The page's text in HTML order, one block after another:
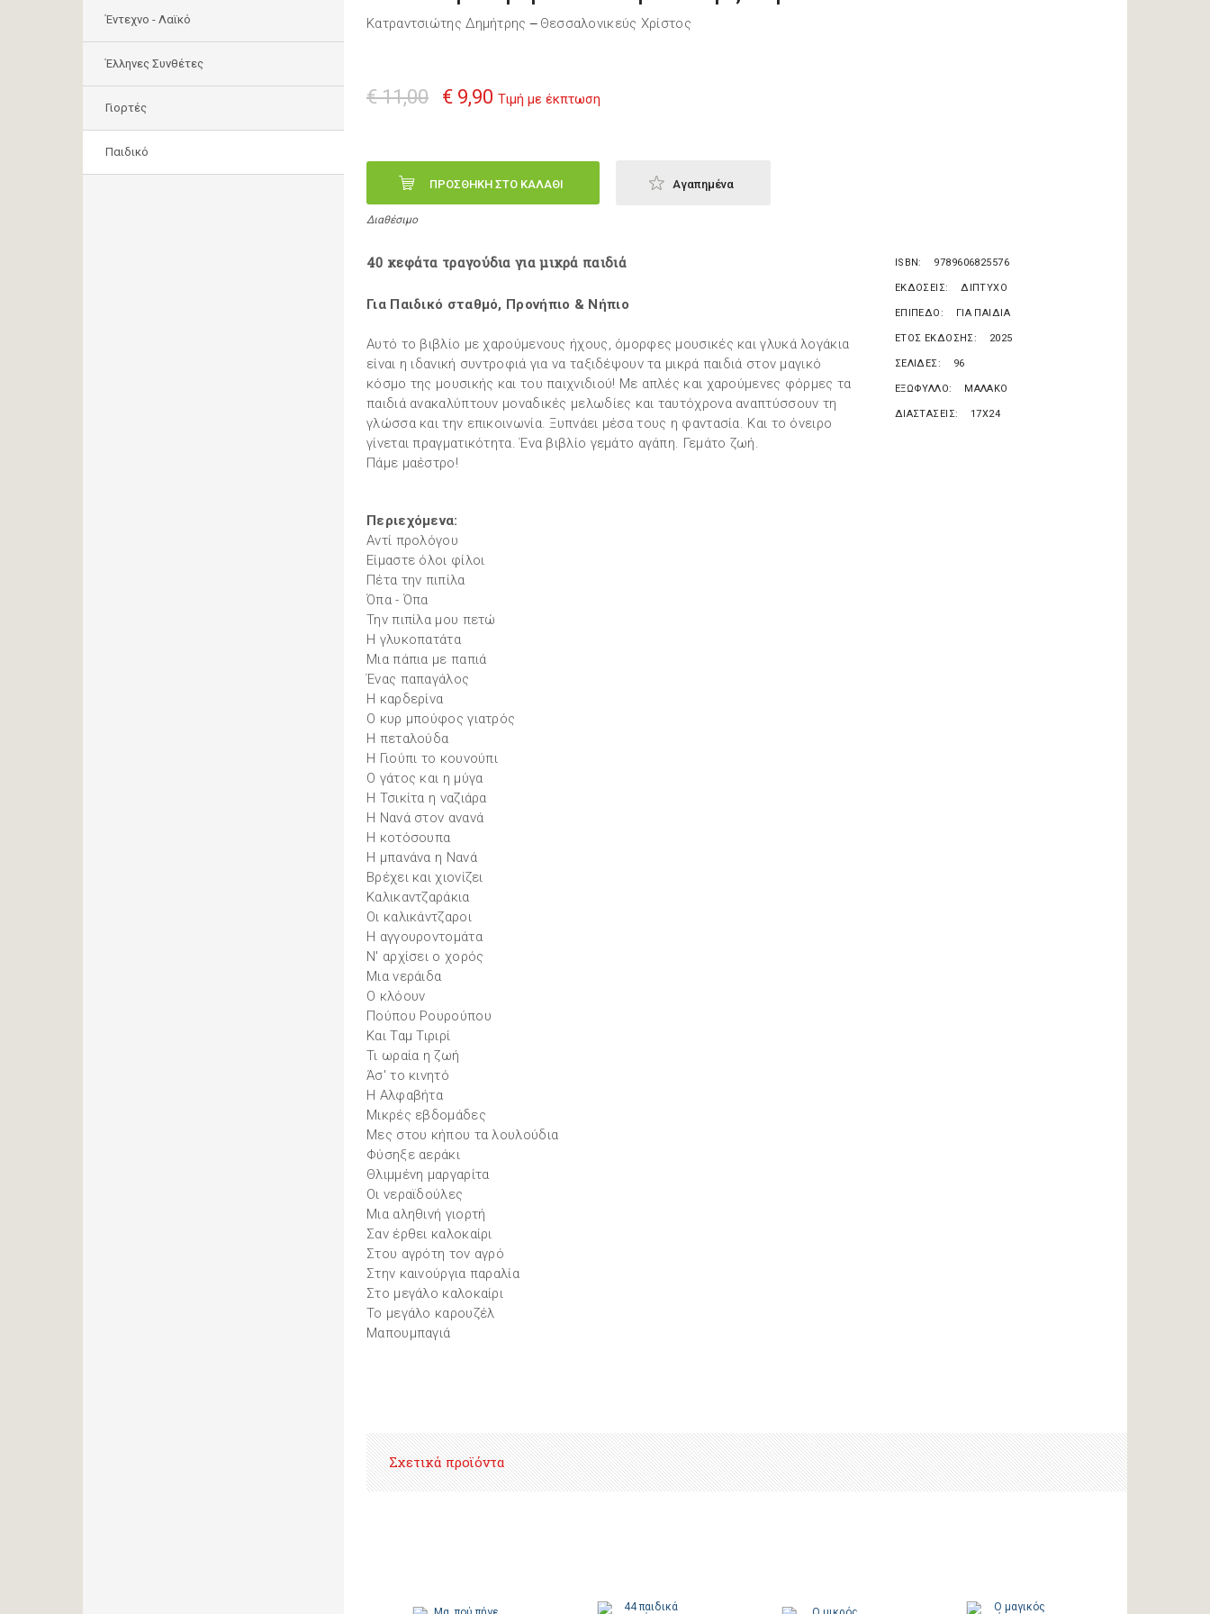
Έντεχνο - Λαϊκό
Έλληνες Συνθέτες
Γιορτές
Παιδικό
Κατραντσιώτης Δημήτρης — Θεσσαλονικεύς Χρίστος
€ 11,00 € 9,90 Τιμή με έκπτωση
ΠΡΟΣΘΗΚΗ ΣΤΟ ΚΑΛΑΘΙ Αγαπημένα
Διαθέσιμο
40 κεφάτα τραγούδια για μικρά παιδιά
Για Παιδικό σταθμό, Προνήπιο & Νήπιο
Αυτό το βιβλίο με χαρούμενους ήχους, όμορφες μουσικές και γλυκά λογάκια
είναι η ιδανική συντροφιά για να ταξιδέψουν τα μικρά παιδιά στον μαγικό
κόσμο της μουσικής και του παιχνιδιού! Με απλές και χαρούμενες φόρμες τα
παιδιά ανακαλύπτουν μοναδικές μελωδίες και ταυτόχρονα αναπτύσσουν τη
γλώσσα και την επικοινωνία. Ξυπνάει μέσα τους η φαντασία. Και το όνειρο
γίνεται πραγματικότητα. Ένα βιβλίο γεμάτο αγάπη. Γεμάτο ζωή.
Πάμε μαέστρο!
Περιεχόμενα:
Αντί προλόγου
Είμαστε όλοι φίλοι
Πέτα την πιπίλα
Όπα - Όπα
Την πιπίλα μου πετώ
Η γλυκοπατάτα
Μια πάπια με παπιά
Ένας παπαγάλος
Η καρδερίνα
Ο κυρ μπούφος γιατρός
Η πεταλούδα
Η Γιούπι το κουνούπι
Ο γάτος και η μύγα
Η Τσικίτα η ναζιάρα
Η Νανά στον ανανά
Η κοτόσουπα
Η μπανάνα η Νανά
Βρέχει και χιονίζει
Καλικαντζαράκια
Οι καλικάντζαροι
Η αγγουροντομάτα
Ν' αρχίσει ο χορός
Μια νεράιδα
Ο κλόουν
Πούπου Ρουρούπου
Και Ταμ Τιριρί
Τι ωραία η ζωή
Άσ' το κινητό
Η Αλφαβήτα
Μικρές εβδομάδες
Μες στου κήπου τα λουλούδια
Φύσηξε αεράκι
Θλιμμένη μαργαρίτα
Οι νεραϊδούλες
Μια αληθινή γιορτή
Σαν έρθει καλοκαίρι
Στου αγρότη τον αγρό
Στην καινούργια παραλία
Στο μεγάλο καλοκαίρι
Το μεγάλο καρουζέλ
Μαπουμπαγιά
ISBN 9789606825576
ΕΚΔΟΣΕΙΣ ΔΙΠΤΥΧΟ
ΕΠΙΠΕΔΟ ΓΙΑ ΠΑΙΔΙΑ
ΕΤΟΣ ΕΚΔΟΣΗΣ 2025
ΣΕΛΙΔΕΣ 96
ΕΞΩΦΥΛΛΟ ΜΑΛΑΚΟ
ΔΙΑΣΤΑΣΕΙΣ 17X24
Σχετικά προϊόντα